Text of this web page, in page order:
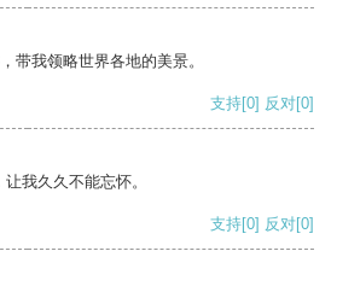
带我领略世界各地的美景。
支持[0] 反对[0]
我久久不能忘怀。
支持[0] 反对[0]